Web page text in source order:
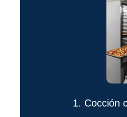
1. Cocción